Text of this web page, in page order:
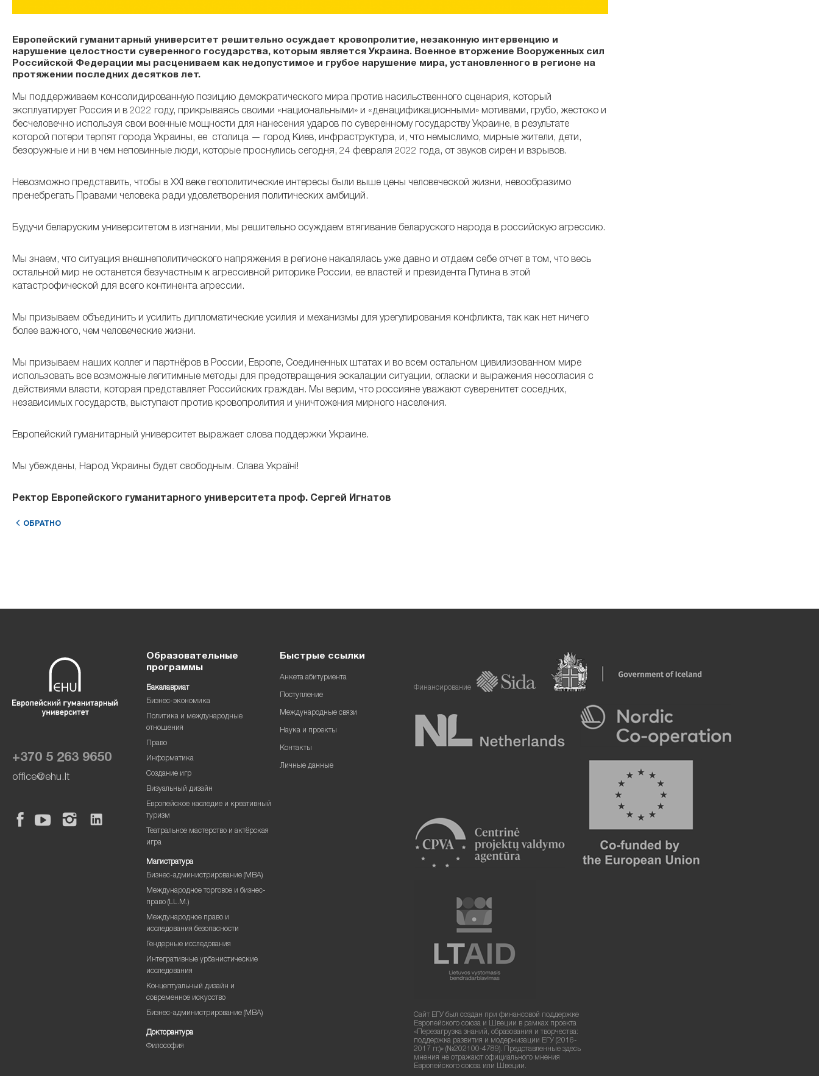
Европейский гуманитарный университет решительно осуждает кровопролитие, незаконную интервенцию и
нарушение целостности суверенного государства, которым является Украина. Военное вторжение Вооруженных сил
Российской Федерации мы расцениваем как недопустимое и грубое нарушение мира, установленного в регионе на
протяжении последних десятков лет.
Мы поддерживаем консолидированную позицию демократического мира против насильственного сценария, который
эксплуатирует Россия и в 2022 году, прикрываясь своими «национальными» и «денацификационными» мотивами, грубо, жестоко и
бесчеловечно используя свои военные мощности для нанесения ударов по суверенному государству Украине, в результате
которой потери терпят города Украины, ее столица — город Киев, инфраструктура, и, что немыслимо, мирные жители, дети,
безоружные и ни в чем неповинные люди, которые проснулись сегодня, 24 февраля 2022 года, от звуков сирен и взрывов.
Невозможно представить, чтобы в XXI веке геополитические интересы были выше цены человеческой жизни, невообразимо
пренебрегать Правами человека ради удовлетворения политических амбиций.
Будучи беларуским университетом в изгнании, мы решительно осуждаем втягивание беларуского народа в российскую агрессию.
Мы знаем, что ситуация внешнеполитического напряжения в регионе накалялась уже давно и отдаем себе отчет в том, что весь
остальной мир не останется безучастным к агрессивной риторике России, ее властей и президента Путина в этой
катастрофической для всего континента агрессии.
Мы призываем объединить и усилить дипломатические усилия и механизмы для урегулирования конфликта, так как нет ничего
более важного, чем человеческие жизни.
Мы призываем наших коллег и партнёров в России, Европе, Соединенных штатах и во всем остальном цивилизованном мире
использовать все возможные легитимные методы для предотвращения эскалации ситуации, огласки и выражения несогласия с
действиями власти, которая представляет Российских граждан. Мы верим, что россияне уважают суверенитет соседних,
независимых государств, выступают против кровопролития и уничтожения мирного населения.
Европейский гуманитарный университет выражает слова поддержки Украине.
Мы убеждены, Народ Украины будет свободным. Слава Українi!
Ректор Европейского гуманитарного университета проф. Сергей Игнатов
ОБРАТНО
+370 5 263 9650
office@ehu.lt
Образовательные
программы
Бакалавриат
Бизнес-экономика
Политика и международные
отношения
Право
Информатика
Создание игр
Визуальный дизайн
Европейское наследие и креативный
туризм
Театральное мастерство и актёрская
игра
Магистратура
Бизнес-администрирование (MBA)
Международное торговое и бизнес-
право (LL.M.)
Международное право и
исследования безопасности
Гендерные исследования
Интегративные урбанистические
исследования
Концептуальный дизайн и
современное искусство
Бизнес-администрирование (MBA)
Докторантура
Философия
Быстрые ссылки
Анкета абитуриента
Поступление
Международные связи
Наука и проекты
Контакты
Личные данные
Финансирование
Сайт ЕГУ был создан при финансовой поддержке
Европейского союза и Швеции в рамках проекта
«Перезагрузка знаний, образования и творчества:
поддержка развития и модернизации ЕГУ (2016-
2017 гг.)» (№202100-4789). Представленные здесь
мнения не отражают официального мнения
Европейского союза или Швеции.